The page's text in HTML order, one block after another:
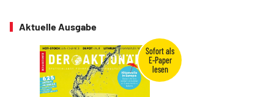
Aktuelle Ausgabe